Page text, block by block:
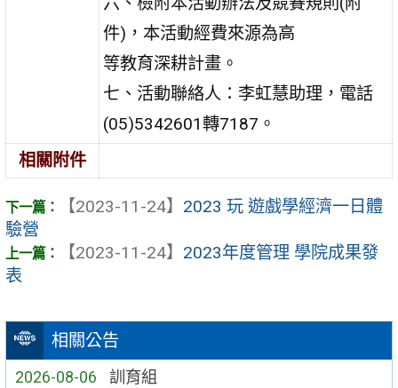
相關公告
2026-08-06 訓育組
件)，本活動經費來源為高
等教育深耕計畫。
七、活動聯絡人：李虹慧助理，電話
(05)5342601轉7187。
相關附件
【2023-11-24】 2023 玩 遊戲學經濟一日體
驗營
【2023-11-24】 2023年度管理 學院成果發
表